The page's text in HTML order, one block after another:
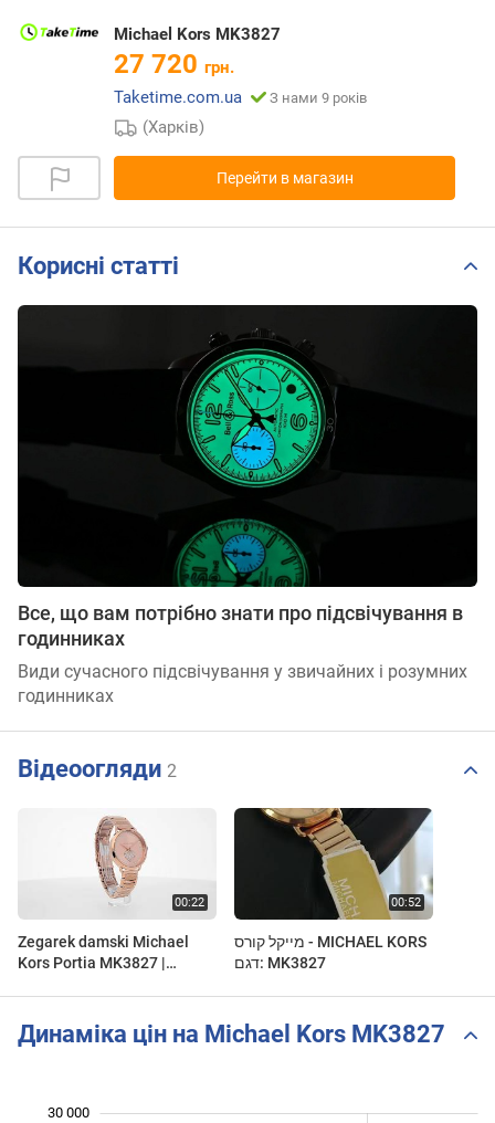
Michael Kors MK3827
27 720 грн.
Taketime.com.ua
З нами 9 років
(Харків)
Перейти в магазин
Корисні статті
Все, що вам потрібно знати про підсвічування в
годинниках
Види сучасного підсвічування у звичайних і розумних
годинниках
Відеоогляди 2
Zegarek damski Michael
Kors Portia MK3827 |
מייקל קורס - MICHAEL KORS
דגם: MK3827
Динаміка цін на Michael Kors MK3827
30 000